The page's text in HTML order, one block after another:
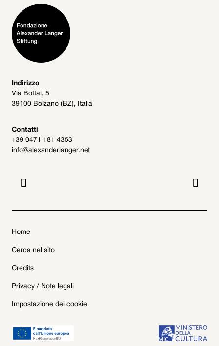
Indirizzo
Via Bottai, 5
39100 Bolzano (BZ), Italia
Contatti
+39 0471 181 4353
info@alexanderlanger.net
 
Home
Cerca nel sito
Credits
Privacy / Note legali
Impostazione dei cookie